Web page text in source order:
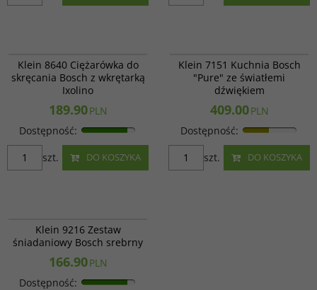
Klein 8640 Ciężarówka do
skręcania Bosch z wkrętarką
Ixolino
189.90PLN
Dostępność:
DO KOSZYKA
szt.
Klein 7151 Kuchnia Bosch
"Pure" ze światłemi
dźwiękiem
409.00PLN
Dostępność:
DO KOSZYKA
szt.
Klein 9216 Zestaw
śniadaniowy Bosch srebrny
166.90PLN
Dostępność: